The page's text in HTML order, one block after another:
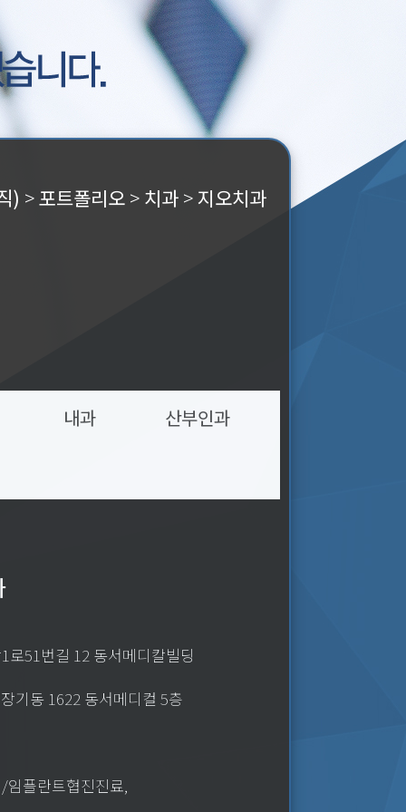
) >포트폴리오 > 치과 > 지오치과
내과 산부인과
로51번길 12 동서메디칼빌딩
기동 1622 동서메디컬 5층
플란트협진진료,